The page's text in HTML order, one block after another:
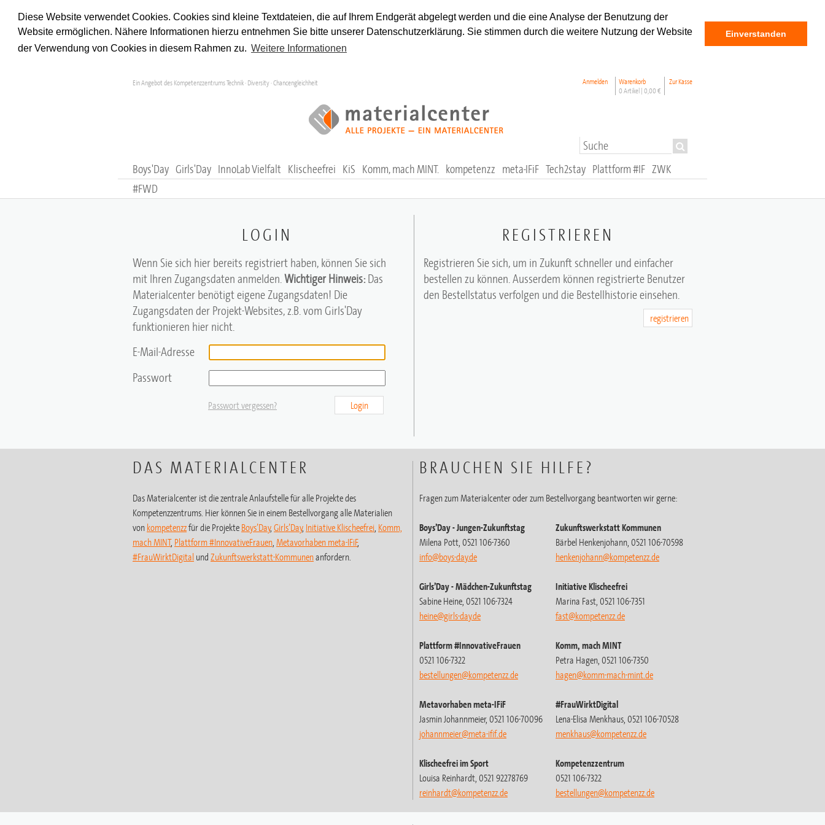
Diese Website verwendet Cookies. Cookies sind kleine Textdateien, die auf Ihrem Endgerät abgelegt werden und die eine Analyse der Benutzung der
Website ermöglichen. Nähere Informationen hierzu entnehmen Sie bitte unserer Datenschutzerklärung. Sie stimmen durch die weitere Nutzung der Website
der Verwendung von Cookies in diesem Rahmen zu. Weitere Informationen
Einverstanden
Ein Angebot des Kompetenzzentrums Technik · Diversity · Chancengleichheit Anmelden
Warenkorb
0 Artikel | 0,00 €
Zur Kasse
Boys'Day Girls'Day InnoLab Vielfalt Klischeefrei KiS Komm, mach MINT. kompetenzz meta-IFiF Tech2stay Plattform #IF ZWK
#FWD
LOGIN
Wenn Sie sich hier bereits registriert haben, können Sie sich
mit Ihren Zugangsdaten anmelden. Wichtiger Hinweis: Das
Materialcenter benötigt eigene Zugangsdaten! Die
Zugangsdaten der Projekt-Websites, z.B. vom Girls'Day
funktionieren hier nicht.
E-Mail-Adresse
Passwort
Passwort vergessen? Login
REGISTRIEREN
Registrieren Sie sich, um in Zukunft schneller und einfacher
bestellen zu können. Ausserdem können registrierte Benutzer
den Bestellstatus verfolgen und die Bestellhistorie einsehen.
registrieren
DAS MATERIALCENTER
Das Materialcenter ist die zentrale Anlaufstelle für alle Projekte des
Kompetenzzentrums. Hier können Sie in einem Bestellvorgang alle Materialien
von kompetenzzfür die Projekte Boys’Day, Girls’Day, Initiative Klischeefrei Komm,
mach MINT, Plattform #InnovativeFrauen Metavorhaben meta-IFiF,
#FrauWirktDigital und Zukunftswerkstatt-Kommunenanfordern.
BRAUCHEN SIE HILFE?
Fragen zum Materialcenter oder zum Bestellvorgang beantworten wir gerne:
Boys’Day- Jungen-Zukunftstag
Milena Pott, 0521 106-7360
info@boys-day.de
Zukunftswerkstatt Kommunen
Bärbel Henkenjohann, 0521 106-70598
henkenjohann@kompetenzz.de
Girls’Day- Mädchen-Zukunftstag
Sabine Heine, 0521 106-7324
heine@girls-day.de
Initiative Klischeefrei
Marina Fast, 0521 106-7351
fast@kompetenzz.de
Plattform #InnovativeFrauen
0521 106-7322
bestellungen@kompetenzz.de
Komm, mach MINT
Petra Hagen, 0521 106-7350
hagen@komm-mach-mint.de
Metavorhaben meta-IFiF
Jasmin Johannmeier, 0521 106-70096
johannmeier@meta-ifif.de
#FrauWirktDigital
Lena-Elisa Menkhaus, 0521 106-70528
menkhaus@kompetenzz.de
Klischeefrei im Sport
Louisa Reinhardt, 0521 92278769
reinhardt@kompetenzz.de
Kompetenzzentrum
0521 106-7322
bestellungen@kompetenzz.de